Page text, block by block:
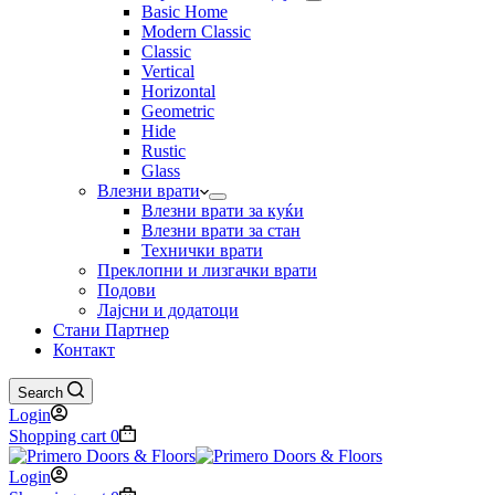
Basic Home
Modern Classic
Classic
Vertical
Horizontal
Geometric
Hide
Rustic
Glass
Влезни врати
Влезни врати за куќи
Влезни врати за стан
Технички врати
Преклопни и лизгачки врати
Подови
Лајсни и додатоци
Стани Партнер
Контакт
Search
Login
Shopping cart 0
Login